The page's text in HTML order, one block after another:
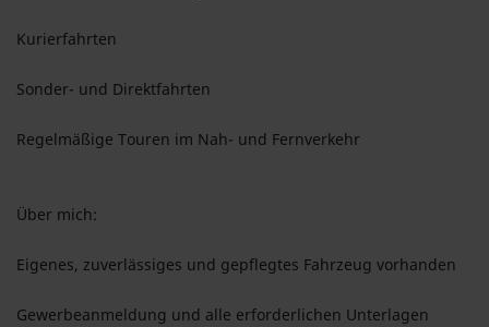
Kurierfahrten
Sonder- und Direktfahrten
Regelmäßige Touren im Nah- und Fernverkehr
Über mich:
Eigenes, zuverlässiges und gepflegtes Fahrzeug vorhanden
Gewerbeanmeldung und alle erforderlichen Unterlagen